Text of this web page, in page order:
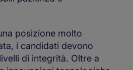
posizione molto
i candidati devono
di integrità. Oltre a